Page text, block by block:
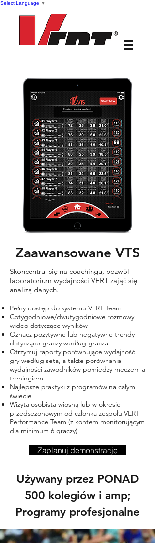
Select Language ▼
Zaawansowane VTS
Skoncentruj się na coachingu, pozwól
laboratorium wydajności VERT zająć się
analizą danych.
Pełny dostęp do systemu VERT Team
Cotygodniowe/dwutygodniowe rozmowy
wideo dotyczące wyników
Oznacz pozytywne lub negatywne trendy
dotyczące graczy według gracza
Otrzymuj raporty porównujące wydajność
gry według seta, a także porównania
wydajności zawodników pomiędzy meczem a
treningiem
Najlepsze praktyki z programów na całym
świecie
Wizyta osobista wiosną lub w okresie
przedsezonowym od członka zespołu VERT
Performance Team (z kontem monitorującym
dla minimum 6 graczy)
Zaplanuj demonstrację
Używany przez PONAD
500 kolegiów i amp;
Programy profesjonalne